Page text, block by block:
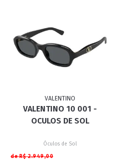
VALENTINO
VALENTINO 10 001 -
OCULOS DE SOL
Óculos de Sol
de R$ 2.949,00